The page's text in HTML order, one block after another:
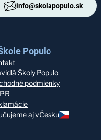
info@skolapopulo.sk
Populo
Školy Populo
podmienky
aj vČesku